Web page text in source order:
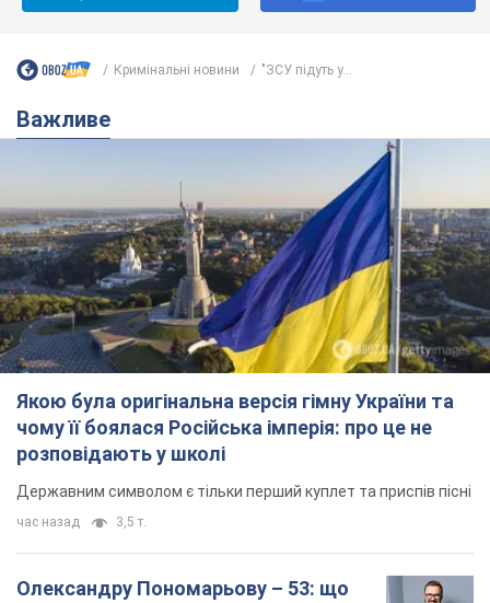
Якою була оригінальна версія гімну України та
чому її боялася Російська імперія: про це не
Державним символом є тільки перший куплет та приспів пісні
час назад 3,5 т.
Олександру Пономарьову – 53: що
відомо про трьох дітей секс-
символа 90-х та який вигляд вони
За розвитком кар'єри артист не забував про
особисте щастя
7 часов назад
У ПриватБанку розповіли, чи дійсні
долари 1996 року: чи приймають
обмінники та банки такі купюри
Що робити, якщо банки та обмінні пункти не